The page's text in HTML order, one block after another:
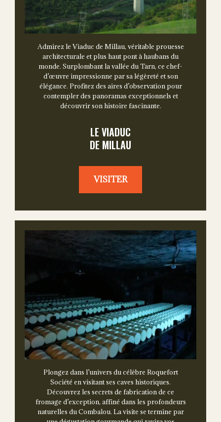
Admirez le Viaduc de Millau, véritable prouesse
architecturale et plus haut pont à haubans du
monde. Surplombant la vallée du Tarn, ce chef-
d’œuvre impressionne par sa légèreté et son
élégance. Profitez des aires d’observation pour
contempler des panoramas exceptionnels et
découvrir son histoire fascinante.
LE VIADUC
DE MILLAU
VISITER
Plongez dans l’univers du célèbre Roquefort
Société en visitant ses caves historiques.
Découvrez les secrets de fabrication de ce
fromage d’exception, affiné dans les profondeurs
naturelles du Combalou. La visite se termine par